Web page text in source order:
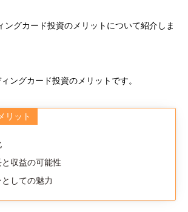
ングカード投資のメリットについて紹介しま
ングカード投資のメリットです。
リット
収益の可能性
しての魅力